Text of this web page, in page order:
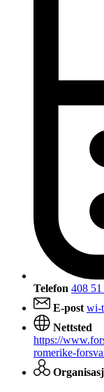
Telefon 408
E-post wi-
Nettsted
https://
romerike-